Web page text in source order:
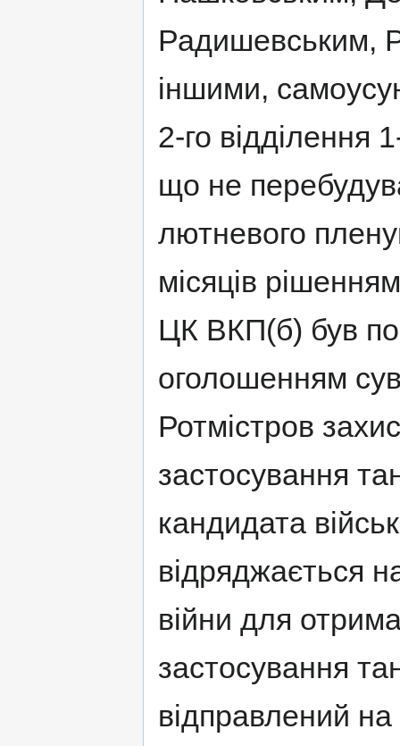
Радишевським,
іншими,
2-го відділення
що не
лютневого
місяців
ЦК ВКП(б) був
оголошенням
Ротмістров
застосування
кандидата
відряджається
війни для
застосування
відправлений